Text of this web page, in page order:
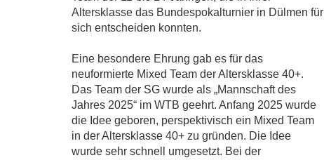
Altersklasse das Bundespokalturnier in Dülmen für
sich entscheiden konnten.
Eine besondere Ehrung gab es für das
neuformierte Mixed Team der Altersklasse 40+.
Das Team der SG wurde als „Mannschaft des
Jahres 2025“ im WTB geehrt. Anfang 2025 wurde
die Idee geboren, perspektivisch ein Mixed Team
in der Altersklasse 40+ zu gründen. Die Idee
wurde sehr schnell umgesetzt. Bei der